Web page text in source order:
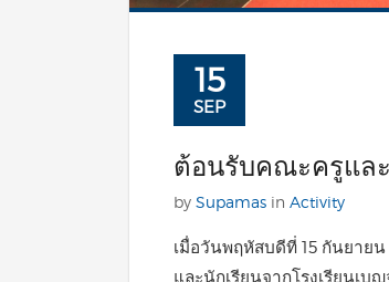
15
SEP
ต้อนรับคณะครูแล
by Supamas in Activity
เมื่อวันพฤหัสบดีที่ 15 กันยาย
และนักเรียนจากโรงเรียนเ